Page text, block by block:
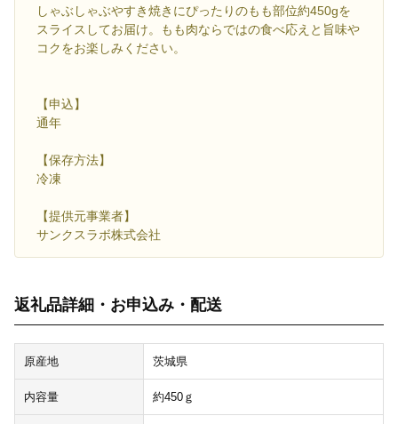
しゃぶしゃぶやすき焼きにぴったりのもも部位約450gを
スライスしてお届け。もも肉ならではの食べ応えと旨味や
コクをお楽しみください。
【申込】
通年
【保存方法】
冷凍
【提供元事業者】
サンクスラボ株式会社
返礼品詳細・お申込み・配送
原産地 茨城県
内容量 約450ｇ